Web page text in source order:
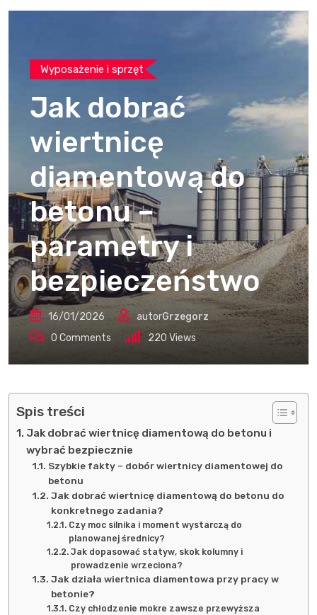
Wyposażenie i sprzęt
Jak dobrać
wiertnicę
diamentową do
betonu –
parametry i
bezpieczeństwo
16/01/2026 autorGrzegorz
0 Comments 220 Views
Spis treści
Jak dobrać wiertnicę diamentową do betonu i
wybrać bezpiecznie
Szybkie fakty – dobór wiertnicy diamentowej do
betonu
Jak dobrać wiertnicę diamentową do betonu do
konkretnego zadania?
Czy moc silnika i moment wystarczą do
planowanej średnicy?
Jak dopasować statyw, skok kolumny i
prowadzenie wrzeciona?
Jak działa wiertnica diamentowa przy pracy w
betonie?
Czy chłodzenie mokre zawsze przewyższa